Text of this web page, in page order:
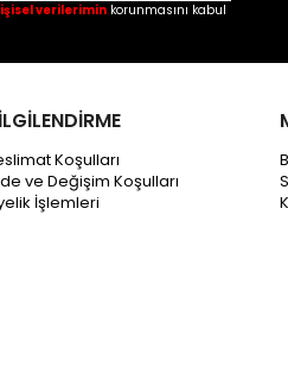
verilerimin korunmasını kabul
Koşulları
ve Değişim Koşulları
İşlemleri